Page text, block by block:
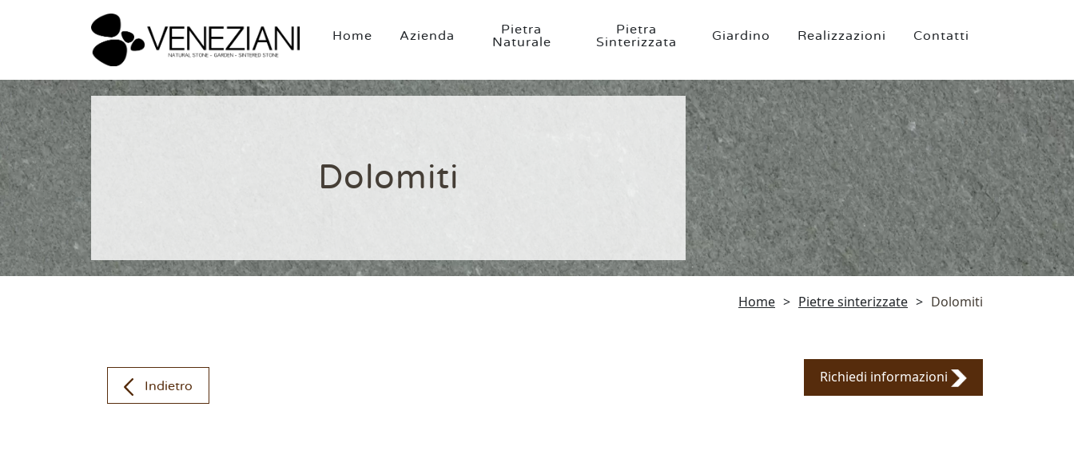
Home Azienda
Pietra
Naturale
Pietra
Sinterizzata
Giardino Realizzazioni Contatti
Dolomiti
Home > Pietre sinterizzate > Dolomiti
Indietro
Richiedi informazioni